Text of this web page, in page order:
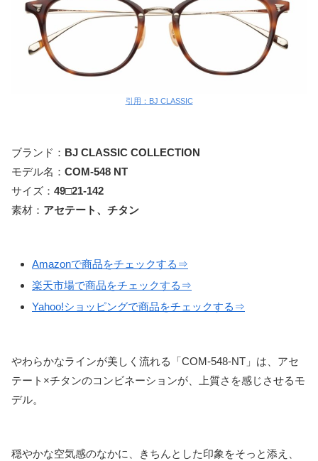
引用：BJ CLASSIC
ブランド： BJ CLASSIC COLLECTION
モデル名： COM-548 NT
サイズ： 49□21-142
素材： アセテート、チタン
Amazonで商品をチェックする⇒
楽天市場で商品をチェックする⇒
Yahoo!ショッピングで商品をチェックする⇒
やわらかなラインが美しく流れる「COM-548-NT」は、アセ
テート×チタンのコンビネーションが、上質さを感じさせるモ
デル。
穏やかな空気感のなかに、きちんとした印象をそっと添え、